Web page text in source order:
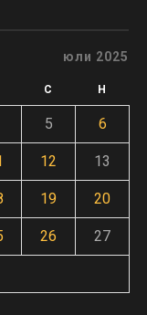
юли 2025
С Н
5 6
12 13
19 20
26 27